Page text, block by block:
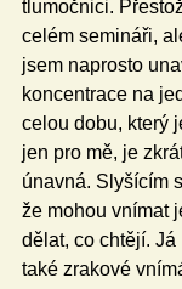
tlumočnici.
celém semináři,
jsem naprosto
koncentrace na
celou dobu, který
jen pro mě, je
únavná. Slyšícím
že mohou vnímat
dělat, co chtějí.
také zrakové